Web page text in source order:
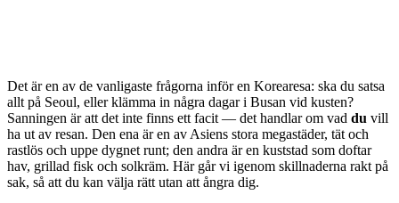
Det är en av de vanligaste frågorna inför en Korearesa: ska du satsa
allt på Seoul, eller klämma in några dagar i Busan vid kusten?
Sanningen är att det inte finns ett facit — det handlar om vad du vill
ha ut av resan. Den ena är en av Asiens stora megastäder, tät och
rastlös och uppe dygnet runt; den andra är en kuststad som doftar
hav, grillad fisk och solkräm. Här går vi igenom skillnaderna rakt på
sak, så att du kan välja rätt utan att ångra dig.